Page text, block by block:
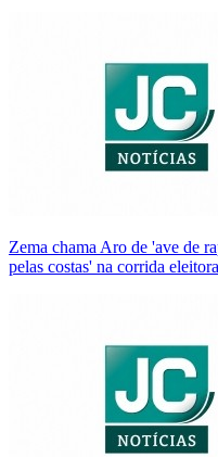
Zema chama Aro de 'ave de
pelas costas' na corrida